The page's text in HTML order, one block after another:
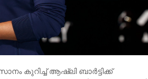
കുറിച്ച് ആഷ്‌ലി ബാര്‍ട്ടിക്ക്